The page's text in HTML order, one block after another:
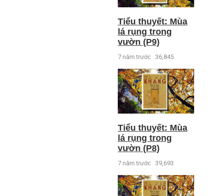
Tiểu thuyết: Mùa
lá rụng trong
vườn (P9)
7 năm trước 36,845
Tiểu thuyết: Mùa
lá rụng trong
vườn (P8)
7 năm trước 39,693